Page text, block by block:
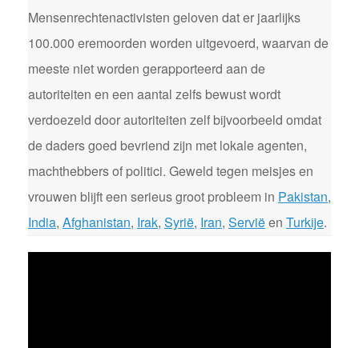
Mensenrechtenactivisten geloven dat er jaarlijks
100.000 eremoorden worden uitgevoerd, waarvan de
meeste niet worden gerapporteerd aan de
autoriteiten en een aantal zelfs bewust wordt
verdoezeld door autoriteiten zelf bijvoorbeeld omdat
de daders goed bevriend zijn met lokale agenten,
machthebbers of politici. Geweld tegen meisjes en
vrouwen blijft een serieus groot probleem in Pakistan,
India, Afghanistan, Irak, Syrië, Iran, Serviëen Turkije.